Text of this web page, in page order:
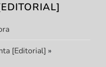
[Editorial] »